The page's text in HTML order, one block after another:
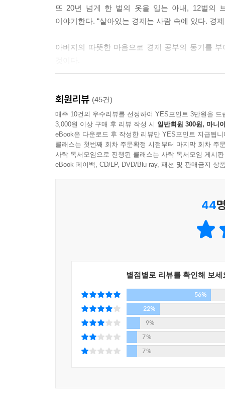
또 20년 넘게 한 벌의 옷을 입는 아내, 12벌의
이야기한다. “살아있는 경제는 사람 속에 있다. 경
아버지의 따뜻한 마음으로 경제 공부의 동기를
50억 부자 아빠의 현실 경제 수업
정선용(정스토리) 저자는 코로나 한복판에서
《아들아, 돈 공부해야 한다》에 집약했다. “이 책
모든 비법을 담았다. 부를 이루는 데 가장 중요한
마인드 등 전 분야에서 탄탄한 노하우를 전한다.
《아들아, 돈 공부해야 한다》는 그야말로 부의
회원리뷰 (45건)
매주 10건의 우수리뷰를 선정하여 YES포인트 3만원을 드
3,000원 이상 구매 후 리뷰 작성 시 일반회원 300원, 마니
eBook은 다운로드 후 작성한 리뷰만 YES포인트 지급됩니
클래스는 첫번째 회차 주문확정 시점부터 마지막 회차 주
사락 독서모임으로 진행된 클래스는 사락 독서모임 게시
eBook 페이백, CD/LP, DVD/Blu-ray, 패션 및 판매금지 상
44
별점별로 리뷰를 확인해 보세
56%
22%
9%
7%
7%